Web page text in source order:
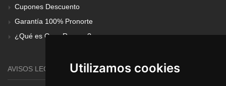
Utilizamos cookies
Cupones Descuento
Garantía 100% Pronorte
¿Qué es Gear Renove?
AVISOS LEGALES